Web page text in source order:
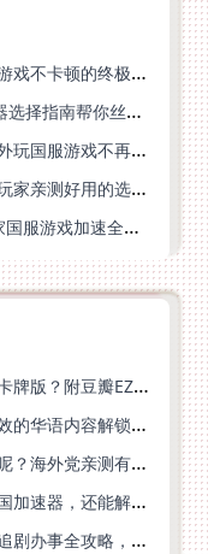
在英国打一梦江湖卡吗？海外党国服游戏不卡顿的终极解法
海外党打枪神纪卡成PPT？这篇加速器选择指南帮你丝滑上分
美国打我的起源加速器下载指南：海外玩国服游戏不再卡的终极方案
江南百景图国外加速器有哪些？海外玩家亲测好用的选择与避坑指南
去国外能打王国保卫战4吗？海外玩家国服游戏加速全攻略（附公主连结幻想江湖实测）
海外党必看：怎么在国外玩秦时明月卡牌版？附豆瓣EZCast地区限制破解法
海外怎么听酷我畅听？留学生亲测有效的华语内容解锁指南
在国外看不了央视影音电视剧怎么办呢？海外党亲测有效的回国加速方案
海外华人看国内电视剧总卡？选对回国加速器，还能解决菲律宾打不开反诈中心的问题
探花在比利时用不了怎么办？海外党追剧办事全攻略，选对加速器就够了